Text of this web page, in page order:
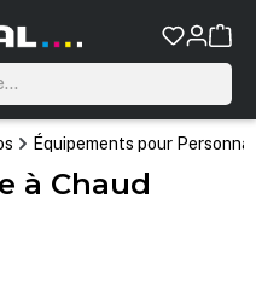
Équipements pour
à Chaud